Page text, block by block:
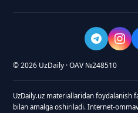
© 2026 UzDaily · OAV №248510
UzDaily.uz materiallaridan foydalanish
bilan amalga oshiriladi. Internet-